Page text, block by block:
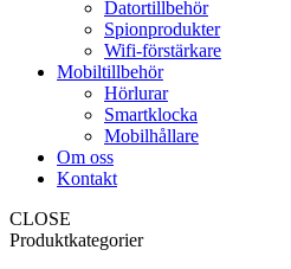
Datortillbehör
Spionprodukter
Wifi-förstärkare
Mobiltillbehör
Hörlurar
Smartklocka
Mobilhållare
Om oss
Kontakt
CLOSE
Produktkategorier